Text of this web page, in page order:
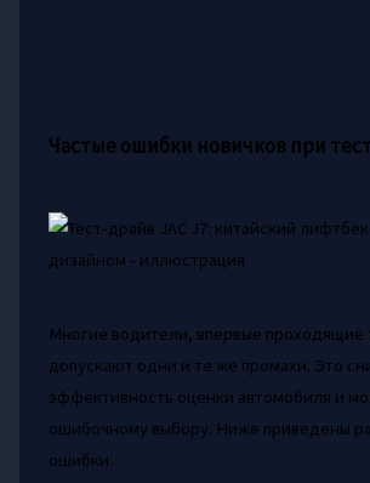
Частые ошибки новичков при
Многие водители, впервые проходящие
допускают одни и те же промахи. Это
эффективность оценки автомобиля и
ошибочному выбору. Ниже приведены
ошибки: